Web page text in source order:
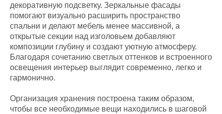
декоративную подсветку. Зеркальные фасады
помогают визуально расширить пространство
спальни и делают мебель менее массивной, а
открытые секции над изголовьем добавляют
композиции глубину и создают уютную атмосферу.
Благодаря сочетанию светлых оттенков и встроенного
освещения интерьер выглядит современно, легко и
гармонично.
Организация хранения построена таким образом,
чтобы все необходимые вещи находились в шаговой